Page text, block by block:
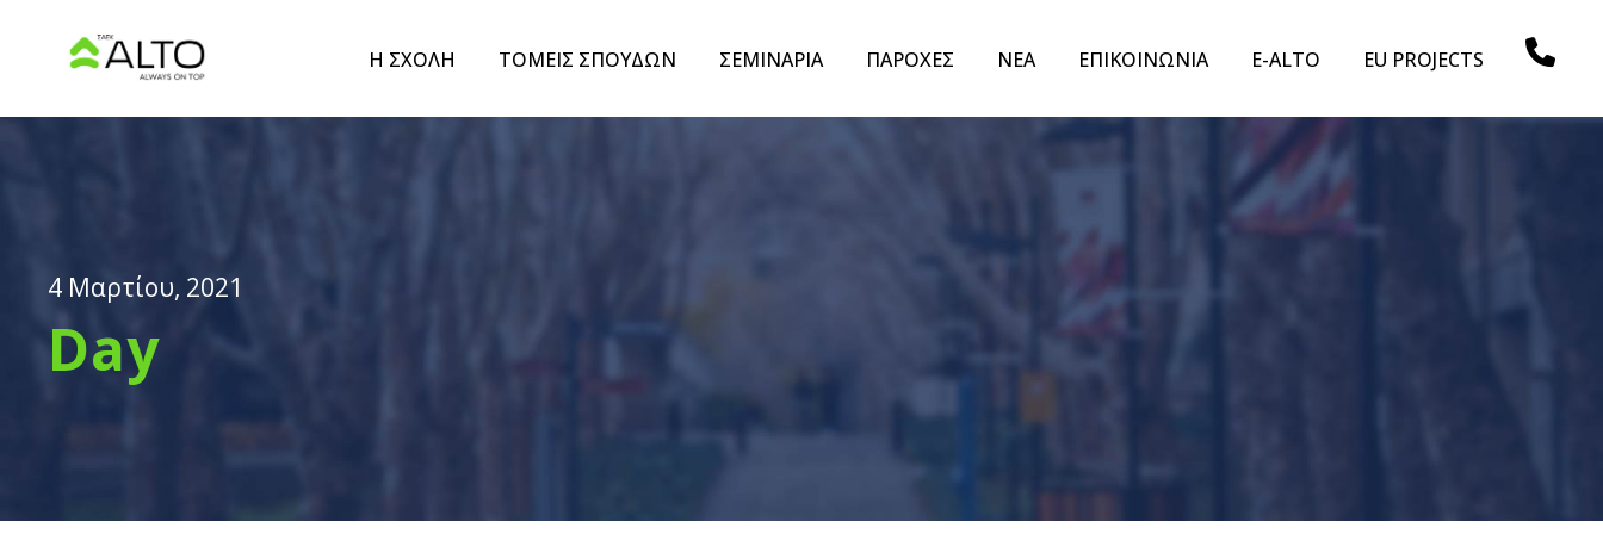
Η ΣΧΟΛΗ ΤΟΜΕΙΣ ΣΠΟΥΔΩΝ ΣΕΜΙΝΑΡΙΑ ΠΑΡΟΧΕΣ ΝΕΑ ΕΠΙΚΟΙΝΩΝΙΑ E-ALTO EU PROJECTS
4 Μαρτίου, 2021
Day